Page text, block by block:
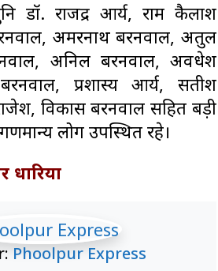
डॉ. राजेंद्र आर्य, राम कैलाश
अमरनाथ बरनवाल, अतुल
अनिल बरनवाल, अवधेश
प्रशास्य आर्य, सतीश
विकास बरनवाल सहित बड़ी
लोग उपस्थित रहे।
धारिया
Phoolpur Express